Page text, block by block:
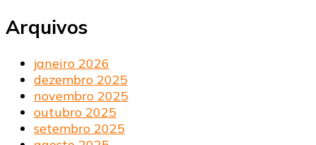
Arquivos
janeiro 2026
dezembro 2025
novembro 2025
outubro 2025
setembro 2025